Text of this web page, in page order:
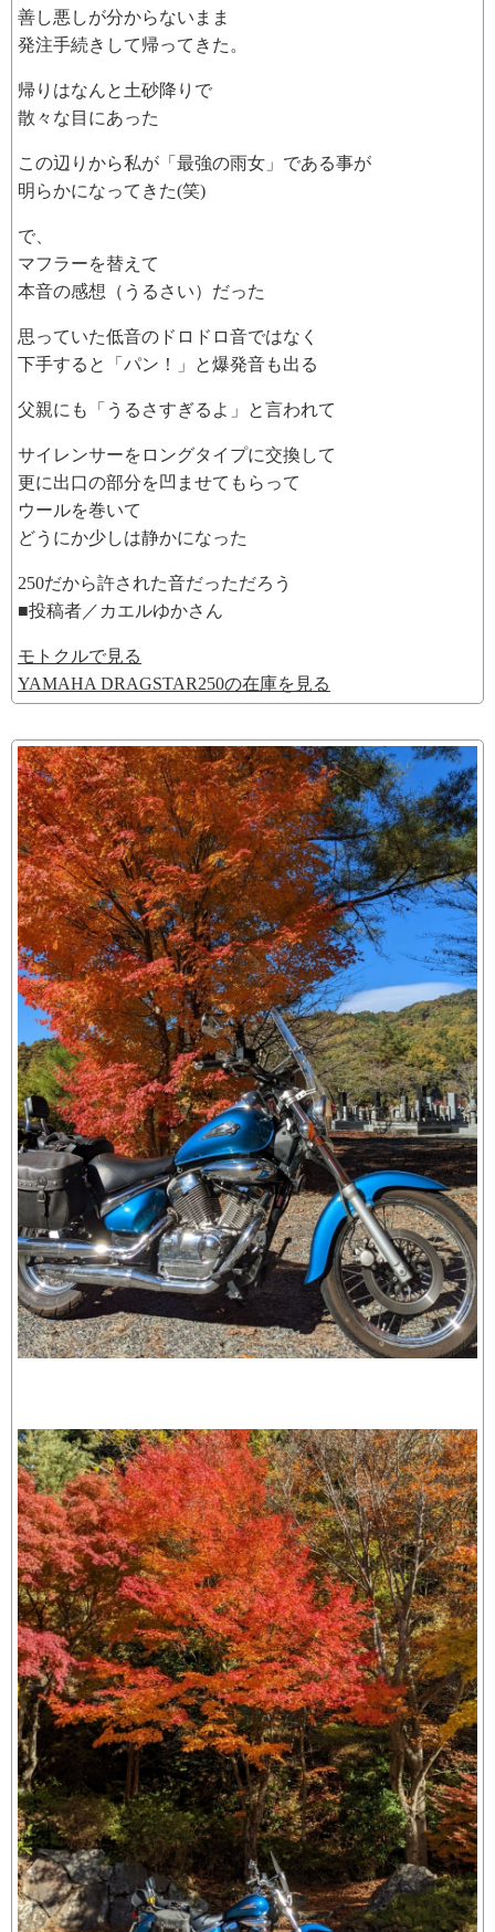
善し悪しが分からないまま
発注手続きして帰ってきた。
帰りはなんと土砂降りで
散々な目にあった
この辺りから私が「最強の雨女」である事が
明らかになってきた(笑)
で、
マフラーを替えて
本音の感想（うるさい）だった
思っていた低音のドロドロ音ではなく
下手すると「パン！」と爆発音も出る
父親にも「うるさすぎるよ」と言われて
サイレンサーをロングタイプに交換して
更に出口の部分を凹ませてもらって
ウールを巻いて
どうにか少しは静かになった
250だから許された音だっただろう
■投稿者／カエルゆかさん
モトクルで見る
YAMAHA DRAGSTAR250の在庫を見る